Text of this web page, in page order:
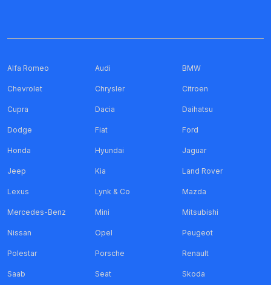
Alfa Romeo Audi BMW
Chevrolet Chrysler Citroen
Cupra Dacia Daihatsu
Dodge Fiat Ford
Honda Hyundai Jaguar
Jeep Kia Land Rover
Lexus Lynk & Co Mazda
Mercedes-Benz Mini Mitsubishi
Nissan Opel Peugeot
Polestar Porsche Renault
Saab Seat Skoda